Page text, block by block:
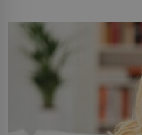
Syn brněnského řezníka